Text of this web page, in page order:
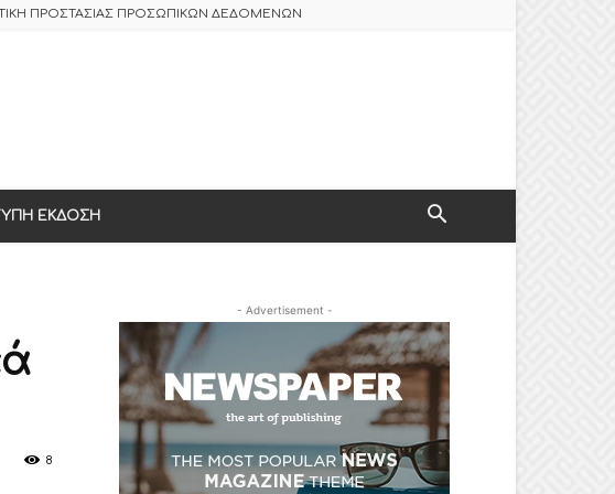
ΠΡΟΣΤΑΣΙΑΣ ΠΡΟΣΩΠΙΚΩΝ ΔΕΔΟΜΕΝΩΝ
ΕΚΔΟΣΗ
8
- Advertisement -